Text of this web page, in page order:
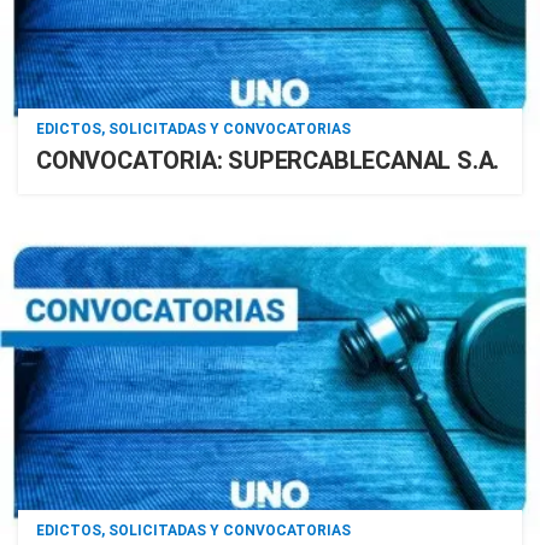
EDICTOS, SOLICITADAS Y CONVOCATORIAS
CONVOCATORIA: SUPERCABLECANAL S.A.
EDICTOS, SOLICITADAS Y CONVOCATORIAS